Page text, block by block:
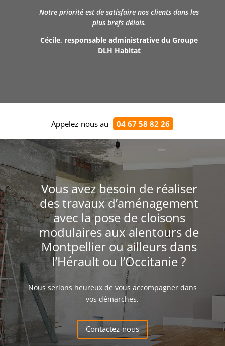
Notre priorité est de satisfaire nos clients dans les
plus brefs délais.
Cécile, responsable administrative du Groupe
DLH Habitat
Appelez-nous au 04 67 58 82 26
Vous avez besoin de réaliser
des travaux d’aménagement
avec la pose de cloisons
modulaires aux alentours de
Montpellier ou ailleurs dans
l’Hérault ou l’Occitanie ?
Nous serions heureux de vous accompagner dans
vos démarches.
Contactez-nous